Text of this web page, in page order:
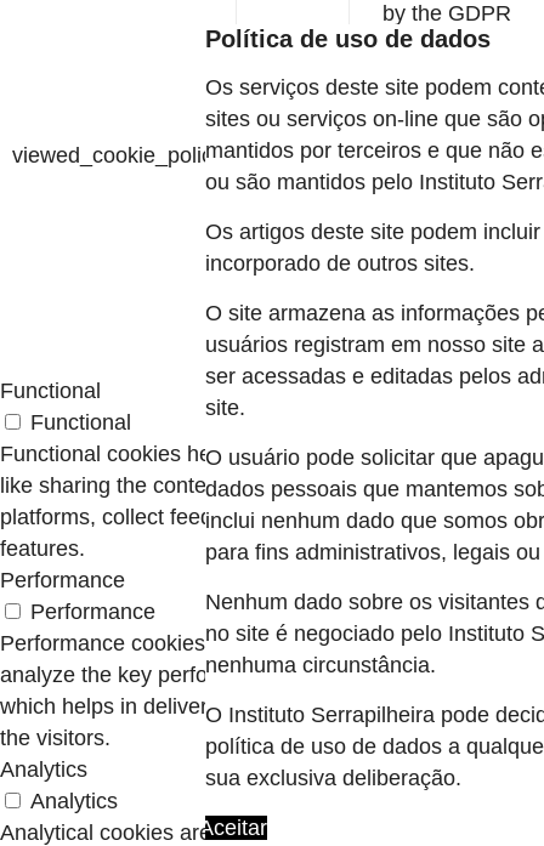
Política de uso de dados
Os serviços deste site podem
sites ou serviços on-line que são
mantidos por terceiros e que não
ou são mantidos pelo Instituto
Os artigos deste site podem
incorporado de outros sites.
O site armazena as informações
usuários registram em nosso site
ser acessadas e editadas pelos
site.
O usuário pode solicitar que
dados pessoais que mantemos
inclui nenhum dado que somos
para fins administrativos, legais
Nenhum dado sobre os visitantes
no site é negociado pelo Instituto
nenhuma circunstância.
O Instituto Serrapilheira pode
política de uso de dados a
sua exclusiva deliberação.
Aceitar
viewed_cookie_policy
11
months
by the GDPR
Cookie Consent
plugin and is
used to store
whether or not
user has
use of cookies. It
does not store
Functional
Functional
Functional cookies help to perform certain functionalities
like sharing the content of the website on social media
platforms, collect feedbacks, and other third-party
features.
Performance
Performance
Performance cookies are used to understand and
analyze the key performance indexes of the website
which helps in delivering a better user experience for
the visitors.
Analytics
Analytics
Analytical cookies are used to understand how visitors